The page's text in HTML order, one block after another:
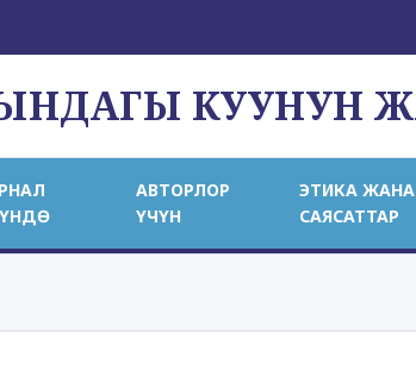
КУУНУН
АВТОРЛОР
ҮЧҮН
ЭТИКА ЖАНА
САЯСАТТАР